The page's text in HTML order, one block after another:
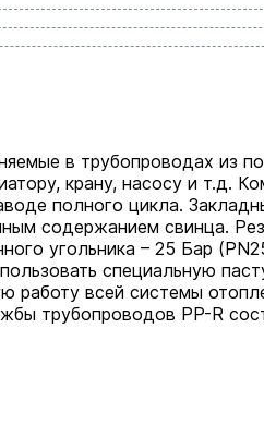
в трубопроводах из
крану, насосу и т.д.
полного цикла.
содержанием свинца.
угольника – 25 Бар
специальную
работу всей системы
трубопроводов PP-R